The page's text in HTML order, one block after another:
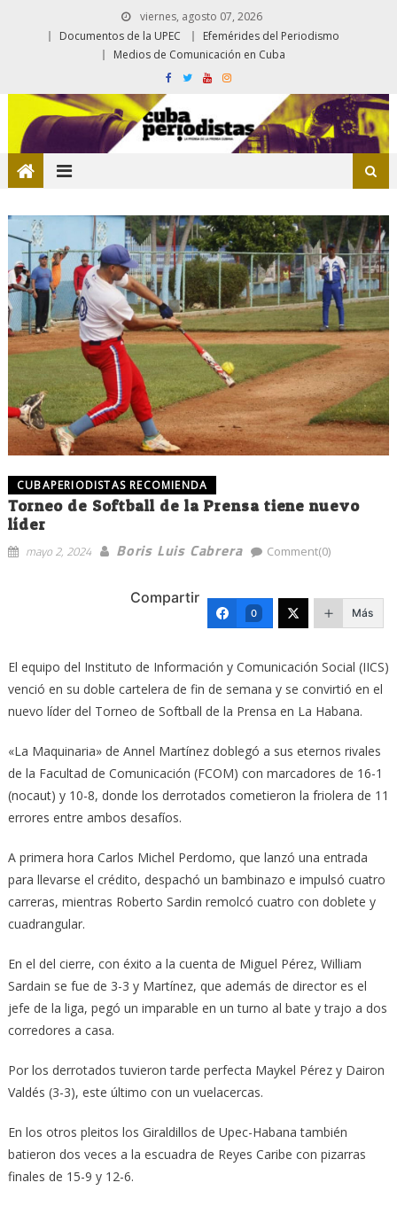
viernes, agosto 07, 2026
Documentos de la UPEC
Efemérides del Periodismo
Medios de Comunicación en Cuba
CUBAPERIODISTAS RECOMIENDA
Torneo de Softball de la Prensa tiene nuevo
líder
mayo 2, 2024 Boris Luis Cabrera Comment(0)
Compartir
0 Más
El equipo del Instituto de Información y Comunicación Social (IICS)
venció en su doble cartelera de fin de semana y se convirtió en el
nuevo líder del Torneo de Softball de la Prensa en La Habana.
«La Maquinaria» de Annel Martínez doblegó a sus eternos rivales
de la Facultad de Comunicación (FCOM) con marcadores de 16-1
(nocaut) y 10-8, donde los derrotados cometieron la friolera de 11
errores entre ambos desafíos.
A primera hora Carlos Michel Perdomo, que lanzó una entrada
para llevarse el crédito, despachó un bambinazo e impulsó cuatro
carreras, mientras Roberto Sardin remolcó cuatro con doblete y
cuadrangular.
En el del cierre, con éxito a la cuenta de Miguel Pérez, William
Sardain se fue de 3-3 y Martínez, que además de director es el
jefe de la liga, pegó un imparable en un turno al bate y trajo a dos
corredores a casa.
Por los derrotados tuvieron tarde perfecta Maykel Pérez y Dairon
Valdés (3-3), este último con un vuelacercas.
En los otros pleitos los Giraldillos de Upec-Habana también
batieron dos veces a la escuadra de Reyes Caribe con pizarras
finales de 15-9 y 12-6.